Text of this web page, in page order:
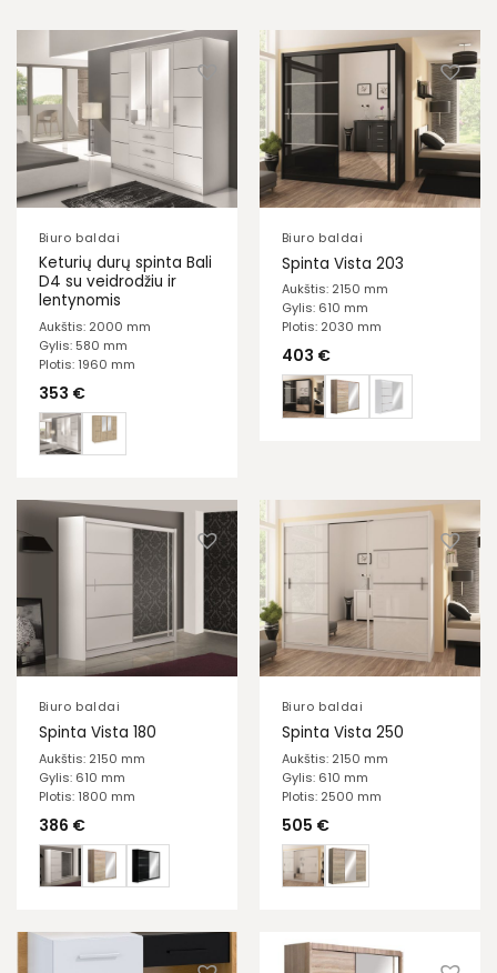
Biuro baldai
Keturių durų spinta Bali
D4 su veidrodžiu ir
lentynomis
Aukštis: 2000 mm
Gylis: 580 mm
Plotis: 1960 mm
353 €
Biuro baldai
Spinta Vista 203
Aukštis: 2150 mm
Gylis: 610 mm
Plotis: 2030 mm
403 €
Biuro baldai
Spinta Vista 180
Aukštis: 2150 mm
Gylis: 610 mm
Plotis: 1800 mm
386 €
Biuro baldai
Spinta Vista 250
Aukštis: 2150 mm
Gylis: 610 mm
Plotis: 2500 mm
505 €